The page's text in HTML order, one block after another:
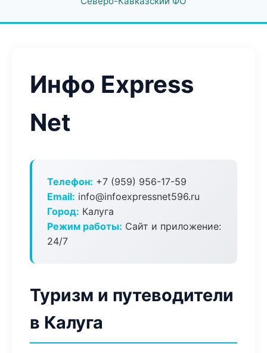
Инфо Express
Net
Телефон: +7 (959) 956-17-59
Email: info@infoexpressnet596.ru
Город: Калуга
Режим работы: Сайт и приложение:
24/7
Туризм и путеводители
в Калуга